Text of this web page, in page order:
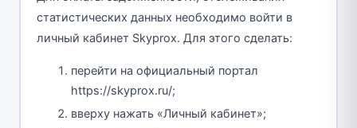
статистических данных необходимо войти в
личный кабинет Skyprox. Для этого сделать:
перейти на официальный портал
https://skyprox.ru/;
вверху нажать «Личный кабинет»;